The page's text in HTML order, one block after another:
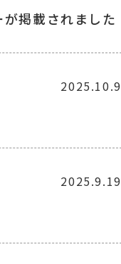
掲載されました
2025.10.9
2025.9.19